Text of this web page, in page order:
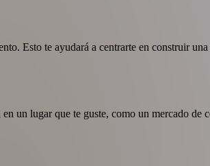
Esto te ayudará a centrarte en construir
un lugar que te guste, como un mercado de